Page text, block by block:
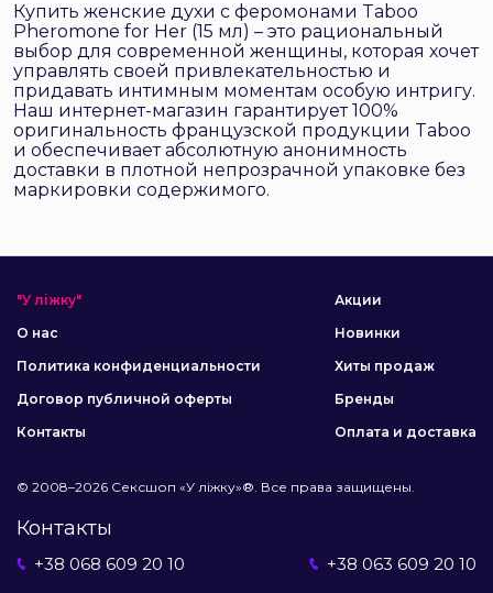
Купить женские духи с феромонами Taboo
Pheromone for Her (15 мл) – это рациональный
выбор для современной женщины, которая хочет
управлять своей привлекательностью и
придавать интимным моментам особую интригу.
Наш интернет-магазин гарантирует 100%
оригинальность французской продукции Taboo
и обеспечивает абсолютную анонимность
доставки в плотной непрозрачной упаковке без
маркировки содержимого.
"У ліжку"
О нас
Политика конфиденциальности
Договор публичной оферты
Контакты
Акции
Новинки
Хиты продаж
Бренды
Оплата и доставка
© 2008–2026 Сексшоп «У ліжку»®. Все права защищены.
Контакты
+38 068 609 20 10 +38 063 609 20 10